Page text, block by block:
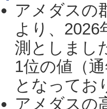
アメダスの
より、2026
測としまし
1位の値（
となってお
アメダスの